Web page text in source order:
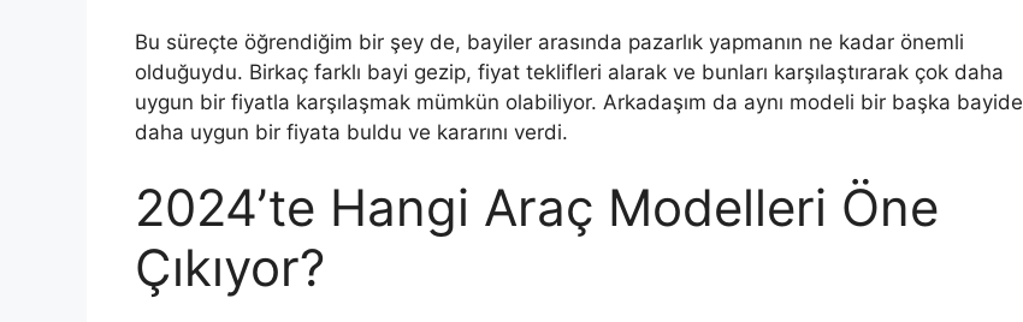
Bu süreçte öğrendiğim bir şey de, bayiler arasında pazarlık yapmanın ne kadar önemli
olduğuydu. Birkaç farklı bayi gezip, fiyat teklifleri alarak ve bunları karşılaştırarak çok daha
uygun bir fiyatla karşılaşmak mümkün olabiliyor. Arkadaşım da aynı modeli bir başka bayide
daha uygun bir fiyata buldu ve kararını verdi.
2024’te Hangi Araç Modelleri Öne
Çıkıyor?